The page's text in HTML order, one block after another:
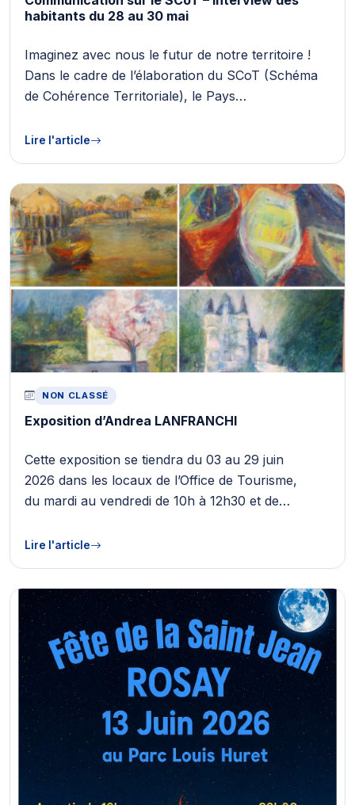
habitants du 28 au 30 mai
Imaginez avec nous le futur de notre territoire !
Dans le cadre de l’élaboration du SCoT (Schéma
de Cohérence Territoriale), le Pays…
Lire l'article
NON CLASSÉ
Exposition d’Andrea LANFRANCHI
Cette exposition se tiendra du 03 au 29 juin
2026 dans les locaux de l’Office de Tourisme,
du mardi au vendredi de 10h à 12h30 et de…
Lire l'article